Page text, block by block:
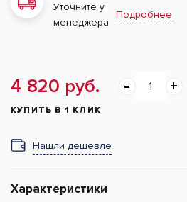
Уточните у
менеджера
Подробнее
4 820 руб.
КУПИТЬ В 1 КЛИК
Нашли дешевле
Характеристики